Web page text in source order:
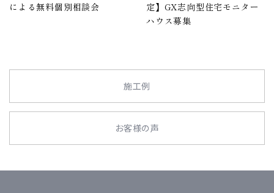
による無料個別相談会
定】GX志向型住宅モニター
ハウス募集
施工例
お客様の声